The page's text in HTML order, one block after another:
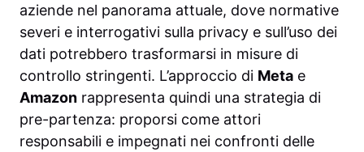
aziende nel panorama attuale, dove normative
severi e interrogativi sulla privacy e sull’uso dei
dati potrebbero trasformarsi in misure di
controllo stringenti. L’approccio di Meta e
Amazon rappresenta quindi una strategia di
pre-partenza: proporsi come attori
responsabili e impegnati nei confronti delle